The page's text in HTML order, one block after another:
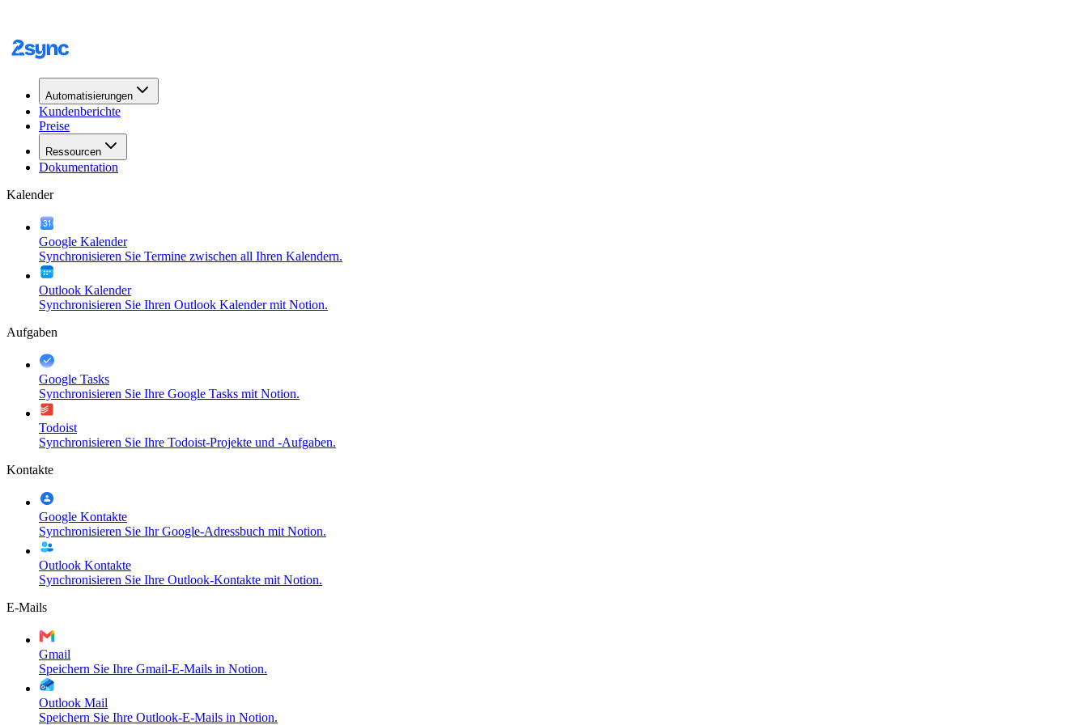
Automatisierungen
Kundenberichte
Preise
Ressourcen
Dokumentation
Kalender
Google Kalender
Synchronisieren Sie Termine zwischen all Ihren Kalendern.
Outlook Kalender
Synchronisieren Sie Ihren Outlook Kalender mit Notion.
Aufgaben
Google Tasks
Synchronisieren Sie Ihre Google Tasks mit Notion.
Todoist
Synchronisieren Sie Ihre Todoist-Projekte und -Aufgaben.
Kontakte
Google Kontakte
Synchronisieren Sie Ihr Google-Adressbuch mit Notion.
Outlook Kontakte
Synchronisieren Sie Ihre Outlook-Kontakte mit Notion.
E-Mails
Gmail
Speichern Sie Ihre Gmail-E-Mails in Notion.
Outlook Mail
Speichern Sie Ihre Outlook-E-Mails in Notion.